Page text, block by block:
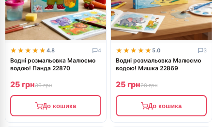
★★★★★
★★★★★ 4.8 4
Водні розмальовка Малюємо
водою! Панда 22870
25 грн30 грн
До кошика
★★★★★
★★★★★ 5.0 3
Водні розмальовка Малюємо
водою! Мишка 22869
25 грн28 грн
До кошика